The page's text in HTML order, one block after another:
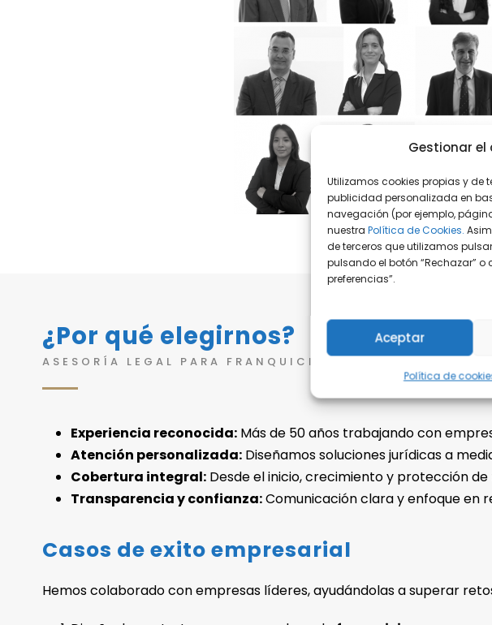
Gestionar el
Utilizamos cookies propias y de
publicidad personalizada en
navegación (por ejemplo,
nuestra Política de Cookies.
de terceros que utilizamos
pulsando el botón “Rechazar”
preferencias”.
Aceptar
Política de
¿Por qué elegirnos?
ASESORÍA LEGAL PARA FRANQUICIADORES,
Experiencia reconocida: Más de 50 años trabajando con
Atención personalizada: Diseñamos soluciones jurídicas a
Cobertura integral: Desde el inicio, crecimiento y protección
Transparencia y confianza:Comunicación clara y enfoque en
Casos de exito empresarial
Hemos colaborado con empresas líderes, ayudándolas a superar